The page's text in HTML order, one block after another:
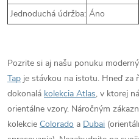
Jednoduchá údržba: Áno
Pozrite si aj našu ponuku
Tap je stávkou na istotu. Hneď za
dokonalá kolekcia Atlas, v ktorej
orientálne vzory. Náročným
kolekcie Colorado a Dubai